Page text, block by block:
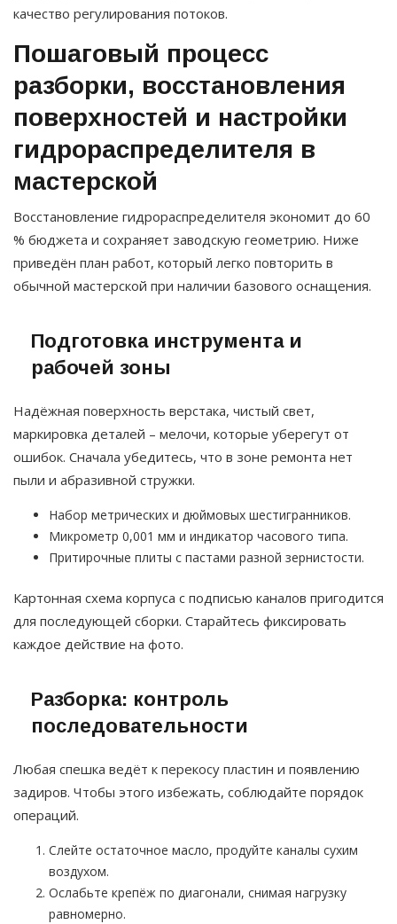
качество регулирования потоков.
Пошаговый процесс
разборки, восстановления
поверхностей и настройки
гидрораспределителя в
мастерской
Восстановление гидрораспределителя экономит до 60
% бюджета и сохраняет заводскую геометрию. Ниже
приведён план работ, который легко повторить в
обычной мастерской при наличии базового оснащения.
Подготовка инструмента и
рабочей зоны
Надёжная поверхность верстака, чистый свет,
маркировка деталей – мелочи, которые уберегут от
ошибок. Сначала убедитесь, что в зоне ремонта нет
пыли и абразивной стружки.
Набор метрических и дюймовых шестигранников.
Микрометр 0,001 мм и индикатор часового типа.
Притирочные плиты с пастами разной зернистости.
Картонная схема корпуса с подписью каналов пригодится
для последующей сборки. Старайтесь фиксировать
каждое действие на фото.
Разборка: контроль
последовательности
Любая спешка ведёт к перекосу пластин и появлению
задиров. Чтобы этого избежать, соблюдайте порядок
операций.
Слейте остаточное масло, продуйте каналы сухим
воздухом.
Ослабьте крепёж по диагонали, снимая нагрузку
равномерно.